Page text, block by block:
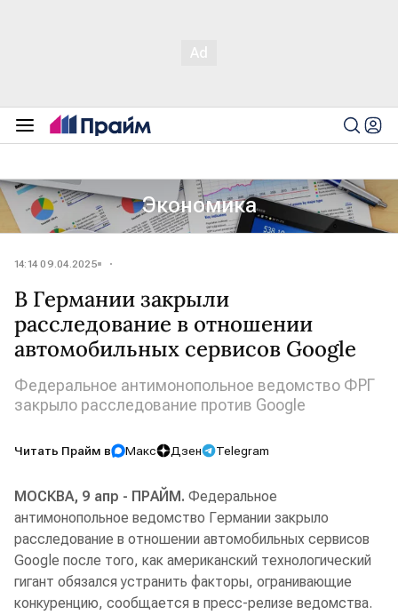
Экономика
14:14 09.04.2025
В Германии закрыли
расследование в отношении
автомобильных сервисов Google
Федеральное антимонопольное ведомство ФРГ
закрыло расследование против Google
Читать Прайм в Макс Дзен Telegram
МОСКВА, 9 апр - ПРАЙМ. Федеральное
антимонопольное ведомство Германии закрыло
расследование в отношении автомобильных сервисов
Google после того, как американский технологический
гигант обязался устранить факторы, огранивающие
конкуренцию, сообщается в пресс-релизе ведомства.